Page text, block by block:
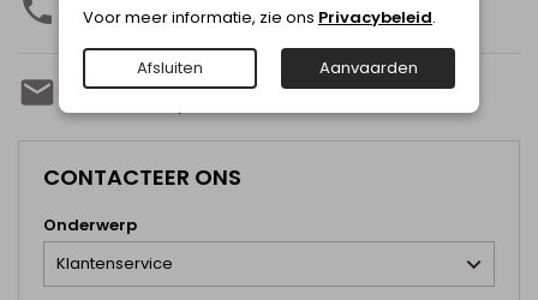

0032 2 332 58 90

E-mail ons:
CONTACTEER ONS
Onderwerp
Voor meer informatie, zie ons Privacybeleid.
Afsluiten Aanvaarden